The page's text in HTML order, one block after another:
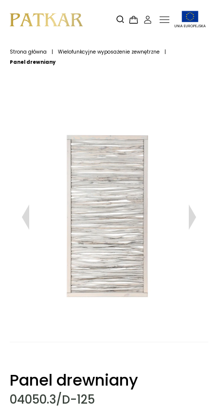
Strona główna | Wielofunkcyjne wyposażenie zewnętrzne
|
Panel drewniany
Panel drewniany
04050.3/D-125